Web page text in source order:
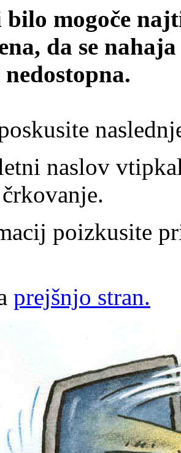
mogoče
da se
naslov
poizkusite
prejšnjo stran.